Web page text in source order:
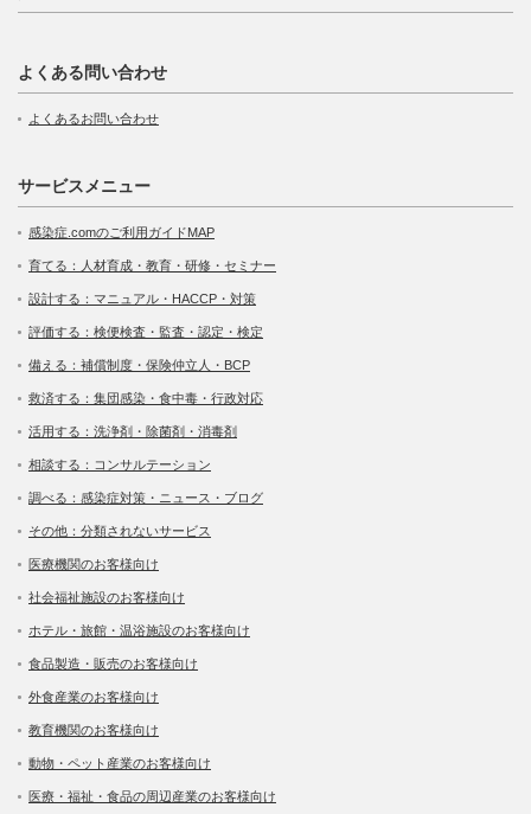
よくある問い合わせ
よくあるお問い合わせ
サービスメニュー
感染症.comのご利用ガイドMAP
育てる：人材育成・教育・研修・セミナー
設計する：マニュアル・HACCP・対策
評価する：検便検査・監査・認定・検定
備える：補償制度・保険仲立人・BCP
救済する：集団感染・食中毒・行政対応
活用する：洗浄剤・除菌剤・消毒剤
相談する：コンサルテーション
調べる：感染症対策・ニュース・ブログ
その他：分類されないサービス
医療機関のお客様向け
社会福祉施設のお客様向け
ホテル・旅館・温浴施設のお客様向け
食品製造・販売のお客様向け
外食産業のお客様向け
教育機関のお客様向け
動物・ペット産業のお客様向け
医療・福祉・食品の周辺産業のお客様向け